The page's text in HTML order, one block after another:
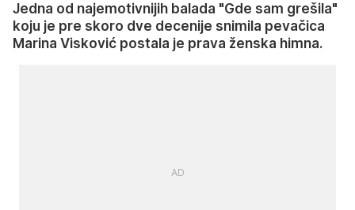
Jedna od najemotivnijih balada "Gde sam grešila"
koju je pre skoro dve decenije snimila pevačica
Marina Visković postala je prava ženska himna.